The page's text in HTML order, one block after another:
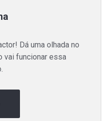
Dá uma olhada no
vai funcionar essa